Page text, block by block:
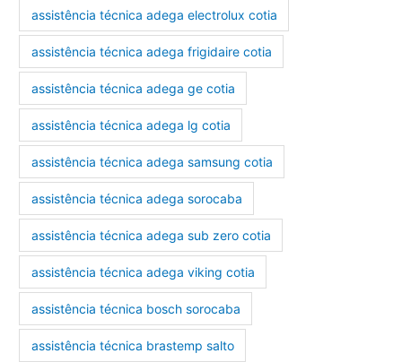
assistência técnica adega electrolux cotia
assistência técnica adega frigidaire cotia
assistência técnica adega ge cotia
assistência técnica adega lg cotia
assistência técnica adega samsung cotia
assistência técnica adega sorocaba
assistência técnica adega sub zero cotia
assistência técnica adega viking cotia
assistência técnica bosch sorocaba
assistência técnica brastemp salto